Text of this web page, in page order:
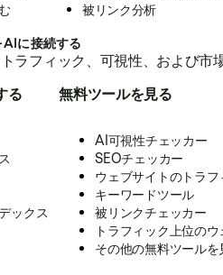
被リンク分析
に接続する
ラフィック、可視性、および
る
ックス
無料ツールを見る
AI可視性チェッカー
SEOチェッカー
ウェブサイトのトラ
キーワードツール
被リンクチェッカー
トラフィック上位の
その他の無料ツールを